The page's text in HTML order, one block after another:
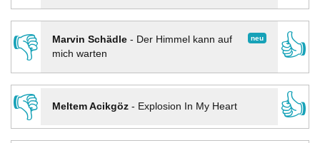
👎 neu
Marvin Schädle- Der Himmel kann auf
mich warten
👍
👎
Meltem Acikgöz- Explosion In My Heart
👍